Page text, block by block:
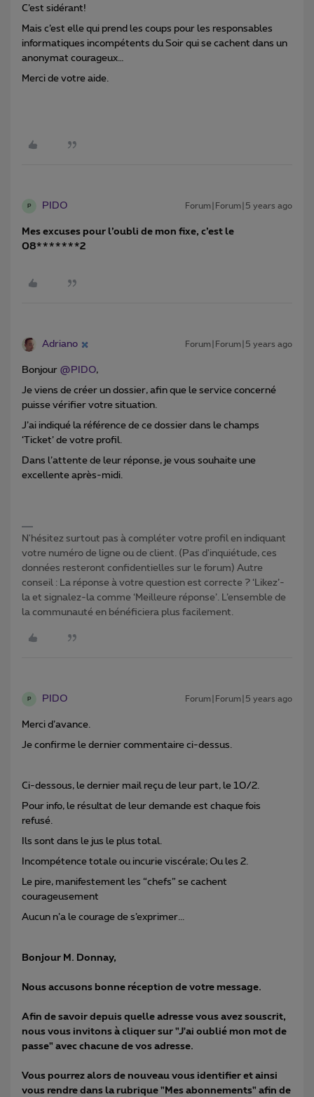
C’est sidérant!
Mais c’est elle qui prend les coups pour les responsables
informatiques incompétents du Soir qui se cachent dans un
anonymat courageux…
Merci de votre aide.
P PIDO Forum|Forum|5 years ago
Mes excuses pour l’oubli de mon fixe, c’est le
08*******2
Adriano Forum|Forum|5 years ago
Bonjour @PIDO,
Je viens de créer un dossier, afin que le service concerné
puisse vérifier votre situation.
J’ai indiqué la référence de ce dossier dans le champs
‘Ticket’ de votre profil.
Dans l’attente de leur réponse, je vous souhaite une
excellente après-midi.
N'hésitez surtout pas à compléter votre profil en indiquant
votre numéro de ligne ou de client. (Pas d'inquiétude, ces
données resteront confidentielles sur le forum) Autre
conseil : La réponse à votre question est correcte ? ‘Likez’-
la et signalez-la comme ‘Meilleure réponse’. L’ensemble de
la communauté en bénéficiera plus facilement.
P PIDO Forum|Forum|5 years ago
Merci d’avance.
Je confirme le dernier commentaire ci-dessus.
Ci-dessous, le dernier mail reçu de leur part, le 10/2.
Pour info, le résultat de leur demande est chaque fois
refusé.
Ils sont dans le jus le plus total.
Incompétence totale ou incurie viscérale; Ou les 2.
Le pire, manifestement les “chefs” se cachent
courageusement
Aucun n’a le courage de s’exprimer...
Bonjour M. Donnay,
Nous accusons bonne réception de votre message.
Afin de savoir depuis quelle adresse vous avez souscrit,
nous vous invitons à cliquer sur "J'ai oublié mon mot de
passe" avec chacune de vos adresse.
Vous pourrez alors de nouveau vous identifier et ainsi
vous rendre dans la rubrique "Mes abonnements" afin de